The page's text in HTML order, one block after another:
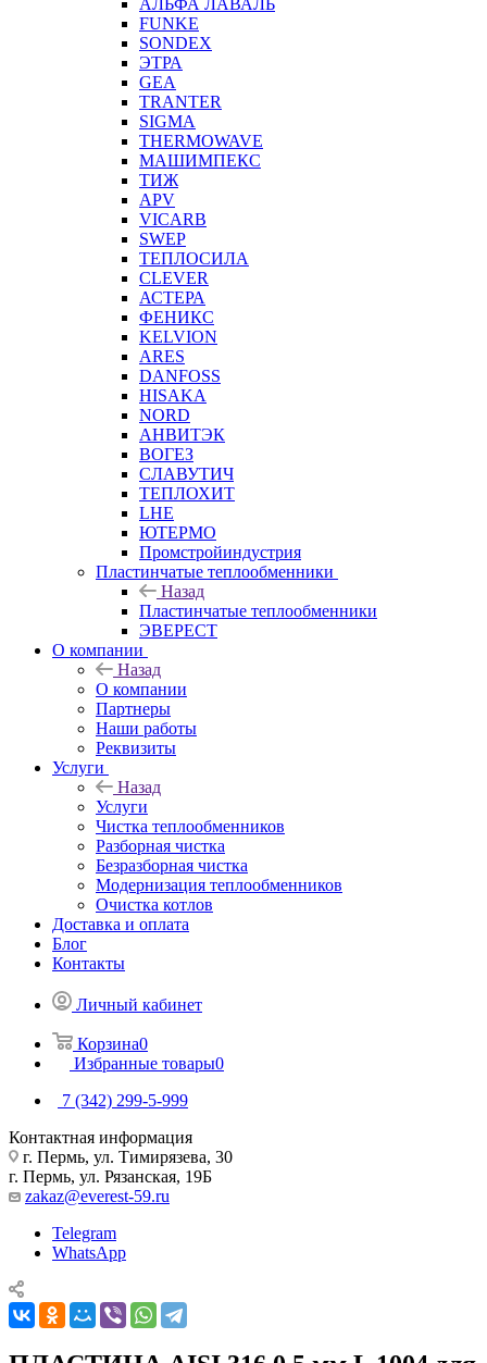
АЛЬФА ЛАВАЛЬ
FUNKE
SONDEX
ЭТРА
GEA
TRANTER
SIGMA
THERMOWAVE
МАШИМПЕКС
ТИЖ
APV
VICARB
SWEP
ТЕПЛОСИЛА
CLEVER
АСТЕРА
ФЕНИКС
KELVION
ARES
DANFOSS
HISAKA
NORD
АНВИТЭК
ВОГЕЗ
СЛАВУТИЧ
ТЕПЛОХИТ
LHE
ЮТЕРМО
Промстройиндустрия
Пластинчатые теплообменники
Назад
Пластинчатые теплообменники
ЭВЕРЕСТ
О компании
Назад
О компании
Партнеры
Наши работы
Реквизиты
Услуги
Назад
Услуги
Чистка теплообменников
Разборная чистка
Безразборная чистка
Модернизация теплообменников
Очистка котлов
Доставка и оплата
Блог
Контакты
Личный кабинет
Корзина0
Избранные товары0
7 (342) 299-5-999
Контактная информация
г. Пермь, ул. Тимирязева, 30
г. Пермь, ул. Рязанская, 19Б
zakaz@everest-59.ru
Telegram
WhatsApp